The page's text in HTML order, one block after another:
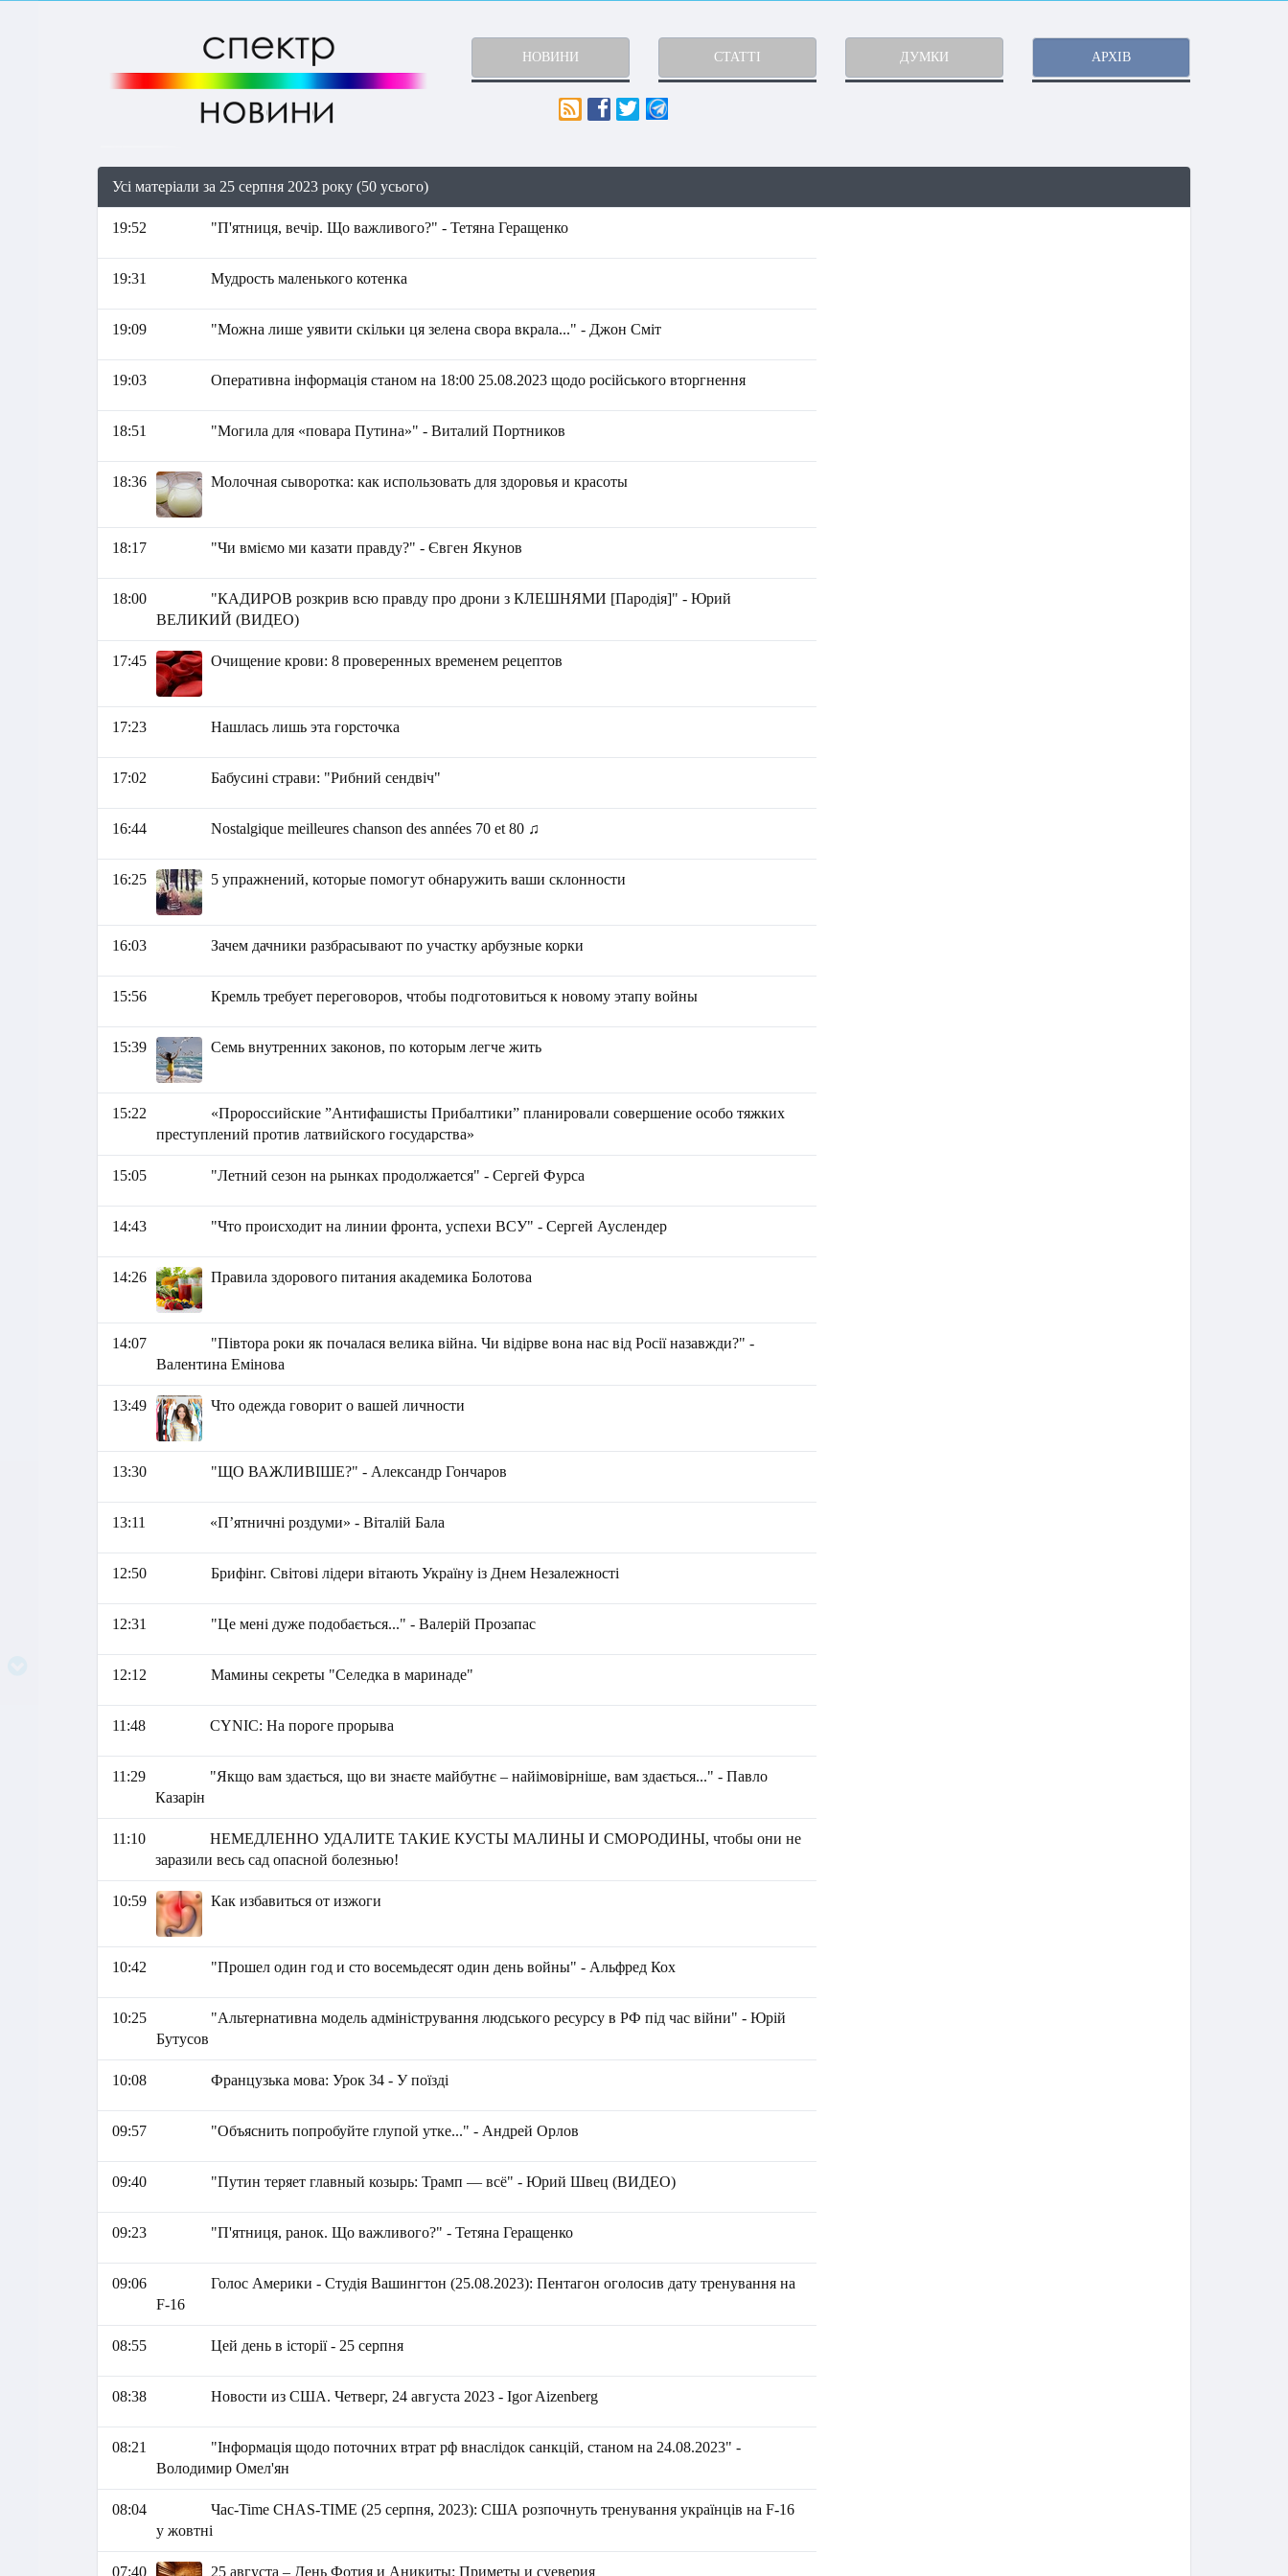
НОВИНИ СТАТТІ ДУМКИ АРХІВ
Усі матеріали за 25 серпня 2023 року (50 усього)
19:52 "П'ятниця, вечір. Що важливого?" - Тетяна Геращенко
19:31 Мудрость маленького котенка
19:09 "Можна лише уявити скільки ця зелена свора вкрала..." - Джон Сміт
19:03 Оперативна інформація станом на 18:00 25.08.2023 щодо російського вторгнення
18:51 "Могила для «повара Путина»" - Виталий Портников
18:36 Молочная сыворотка: как использовать для здоровья и красоты
18:17 "Чи вміємо ми казати правду?" - Євген Якунов
18:00
"КАДИРОВ розкрив всю правду про дрони з КЛЕШНЯМИ [Пародія]" - Юрий
ВЕЛИКИЙ (ВИДЕО)
17:45 Очищение крови: 8 проверенных временем рецептов
17:23 Нашлась лишь эта горсточка
17:02 Бабусині страви: "Рибний сендвіч"
16:44 Nostalgique meilleures chanson des années 70 et 80 ♫
16:25 5 упражнений, которые помогут обнаружить ваши склонности
16:03 Зачем дачники разбрасывают по участку арбузные корки
15:56 Кремль требует переговоров, чтобы подготовиться к новому этапу войны
15:39 Семь внутренних законов, по которым легче жить
15:22
«Пророссийские ”Антифашисты Прибалтики” планировали совершение особо тяжких
преступлений против латвийского государства»
15:05 "Летний сезон на рынках продолжается" - Сергей Фурса
14:43 "Что происходит на линии фронта, успехи ВСУ" - Сергей Ауслендер
14:26 Правила здорового питания академика Болотова
14:07
"Півтора роки як почалася велика війна. Чи відірве вона нас від Росії назавжди?" -
Валентина Емінова
13:49 Что одежда говорит о вашей личности
13:30 "ЩО ВАЖЛИВІШЕ?" - Александр Гончаров
13:11 «П’ятничні роздуми» - Віталій Бала
12:50 Брифінг. Світові лідери вітають Україну із Днем Незалежності
12:31 "Це мені дуже подобається..." - Валерій Прозапас
12:12 Мамины секреты "Селедка в маринаде"
11:48 СYNIC: На пороге прорыва
11:29
"Якщо вам здається, що ви знаєте майбутнє – найімовірніше, вам здається..." - Павло
Казарін
11:10
НЕМЕДЛЕННО УДАЛИТЕ ТАКИЕ КУСТЫ МАЛИНЫ И СМОРОДИНЫ, чтобы они не
заразили весь сад опасной болезнью!
10:59 Как избавиться от изжоги
10:42 "Прошел один год и сто восемьдесят один день войны" - Альфред Кох
10:25
"Альтернативна модель адміністрування людського ресурсу в РФ під час війни" - Юрій
Бутусов
10:08 Французька мова: Урок 34 - У поїзді
09:57 "Объяснить попробуйте глупой утке..." - Андрей Орлов
09:40 "Путин теряет главный козырь: Трамп — всё" - Юрий Швец (ВИДЕО)
09:23 "П'ятниця, ранок. Що важливого?" - Тетяна Геращенко
09:06
Голос Америки - Студія Вашингтон (25.08.2023): Пентагон оголосив дату тренування на
F-16
08:55 Цей день в історії - 25 серпня
08:38 Новости из США. Четверг, 24 августа 2023 - Igor Aizenberg
08:21
"Інформація щодо поточних втрат рф внаслідок санкцій, станом на 24.08.2023" -
Володимир Омел'ян
08:04
Час-Time CHAS-TIME (25 серпня, 2023): США розпочнуть тренування українців на F-16
у жовтні
07:40 25 августа – День Фотия и Аникиты: Приметы и суеверия